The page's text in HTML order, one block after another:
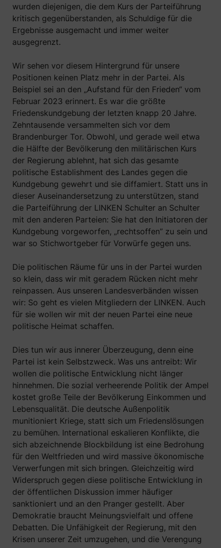
wurden diejenigen, die dem Kurs der Parteiführung
kritisch gegenüberstanden, als Schuldige für die
Ergebnisse ausgemacht und immer weiter
ausgegrenzt.
Wir sehen vor diesem Hintergrund für unsere
Positionen keinen Platz mehr in der Partei. Als
Beispiel sei an den „Aufstand für den Frieden“ vom
Februar 2023 erinnert. Es war die größte
Friedenskundgebung der letzten knapp 20 Jahre.
Zehntausende versammelten sich vor dem
Brandenburger Tor. Obwohl, und gerade weil etwa
die Hälfte der Bevölkerung den militärischen Kurs
der Regierung ablehnt, hat sich das gesamte
politische Establishment des Landes gegen die
Kundgebung gewehrt und sie diffamiert. Statt uns in
dieser Auseinandersetzung zu unterstützen, stand
die Parteiführung der LINKEN Schulter an Schulter
mit den anderen Parteien: Sie hat den Initiatoren der
Kundgebung vorgeworfen, „rechtsoffen” zu sein und
war so Stichwortgeber für Vorwürfe gegen uns.
Die politischen Räume für uns in der Partei wurden
so klein, dass wir mit geradem Rücken nicht mehr
reinpassen. Aus unseren Landesverbänden wissen
wir: So geht es vielen Mitgliedern der LINKEN. Auch
für sie wollen wir mit der neuen Partei eine neue
politische Heimat schaffen.
Dies tun wir aus innerer Überzeugung, denn eine
Partei ist kein Selbstzweck. Was uns antreibt: Wir
wollen die politische Entwicklung nicht länger
hinnehmen. Die sozial verheerende Politik der Ampel
kostet große Teile der Bevölkerung Einkommen und
Lebensqualität. Die deutsche Außenpolitik
munitioniert Kriege, statt sich um Friedenslösungen
zu bemühen. International eskalieren Konflikte, die
sich abzeichnende Blockbildung ist eine Bedrohung
für den Weltfrieden und wird massive ökonomische
Verwerfungen mit sich bringen. Gleichzeitig wird
Widerspruch gegen diese politische Entwicklung in
der öffentlichen Diskussion immer häufiger
sanktioniert und an den Pranger gestellt. Aber
Demokratie braucht Meinungsvielfalt und offene
Debatten. Die Unfähigkeit der Regierung, mit den
Krisen unserer Zeit umzugehen, und die Verengung